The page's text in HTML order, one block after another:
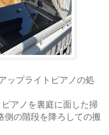
ップライトピアノの処
アノを裏庭に面した掃
側の階段を降ろしての搬